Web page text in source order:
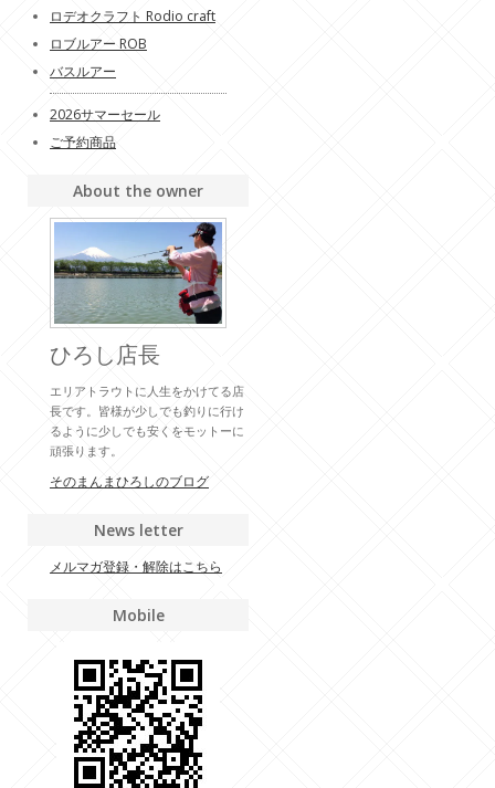
ロデオクラフト Rodio craft
ロブルアー ROB
バスルアー
2026サマーセール
ご予約商品
About the owner
ひろし店長
エリアトラウトに人生をかけてる店
長です。皆様が少しでも釣りに行け
るように少しでも安くをモットーに
頑張ります。
そのまんまひろしのブログ
News letter
メルマガ登録・解除はこちら
Mobile